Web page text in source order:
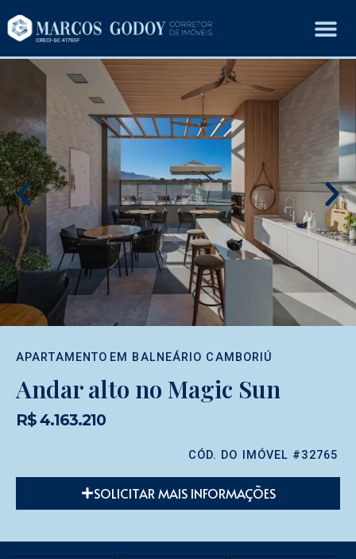
APARTAMENTO EM BALNEÁRIO CAMBORIÚ
Andar alto no Magic Sun
R$ 4.163.210
CÓD. DO IMÓVEL #32765
SOLICITAR MAIS INFORMAÇÕES